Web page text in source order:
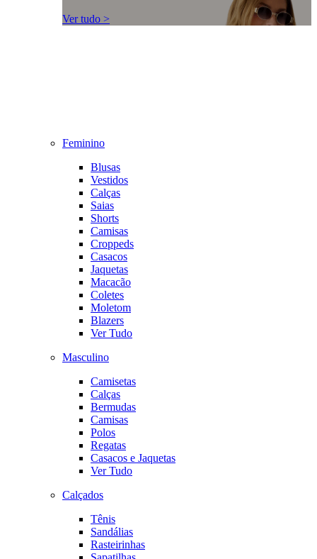
Ver tudo >
Feminino
Blusas
Vestidos
Calças
Saias
Shorts
Camisas
Croppeds
Casacos
Jaquetas
Macacão
Coletes
Moletom
Blazers
Ver Tudo
Masculino
Camisetas
Calças
Bermudas
Camisas
Polos
Regatas
Casacos e Jaquetas
Ver Tudo
Calçados
Tênis
Sandálias
Rasteirinhas